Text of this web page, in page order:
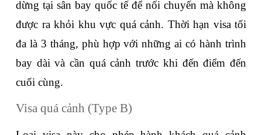
dừng tại sân bay quốc tế để nối chuyến mà không
được ra khỏi khu vực quá cảnh. Thời hạn visa tối
đa là 3 tháng, phù hợp với những ai có hành trình
bay dài và cần quá cảnh trước khi đến điểm đến
cuối cùng.
Visa quá cảnh (Type B)